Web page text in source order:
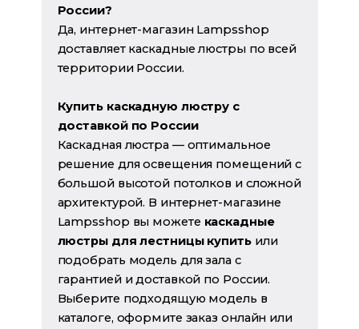
России?
Да, интернет-магазин Lampsshop
доставляет каскадные люстры по всей
территории России.
Купить каскадную люстру с
доставкой по России
Каскадная люстра — оптимальное
решение для освещения помещений с
большой высотой потолков и сложной
архитектурой. В интернет-магазине
Lampsshop вы можете каскадные
люстры для лестницы купитьили
подобрать модель для зала с
гарантией и доставкой по России.
Выберите подходящую модель в
каталоге, оформите заказ онлайн или